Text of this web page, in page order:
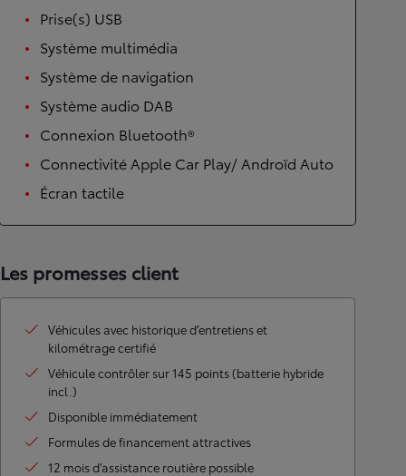
Prise(s) USB
Système multimédia
Système de navigation
Système audio DAB
Connexion Bluetooth®
Connectivité Apple Car Play/ Androïd Auto
Écran tactile
Les promesses client
Véhicules avec historique d’entretiens et
kilométrage certifié
Véhicule contrôler sur 145 points (batterie hybride
incl.)
Disponible immédiatement
Formules de financement attractives
12 mois d’assistance routière possible